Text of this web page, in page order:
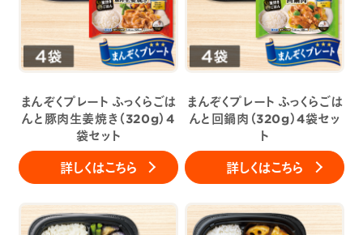
まんぞくプレート ふっくらごは
んと豚肉生姜焼き（320g）4
袋セット
詳しくはこちら
まんぞくプレート ふっくらごは
んと回鍋肉（320g）4袋セッ
ト
詳しくはこちら